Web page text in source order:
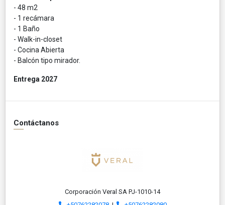
- 48 m2
- 1 recámara
- 1 Baño
- Walk-in-closet
- Cocina Abierta
- Balcón tipo mirador.
Entrega 2027
Contáctanos
Corporación Veral SA PJ-1010-14